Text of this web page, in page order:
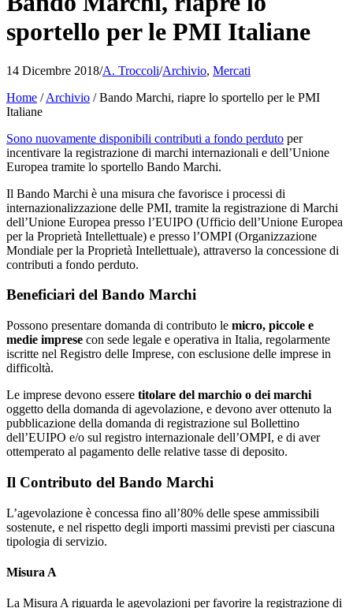
sportello per le PMI Italiane
14 Dicembre 2018/A. Troccoli/Archivio, Mercati
Home /Archivio /Bando Marchi, riapre lo sportello per le PMI
Italiane
Sono nuovamente disponibili contributi a fondo perduto per
incentivare la registrazione di marchi internazionali e dell’Unione
Europea tramite lo sportello Bando Marchi.
Il Bando Marchi è una misura che favorisce i processi di
internazionalizzazione delle PMI, tramite la registrazione di Marchi
dell’Unione Europea presso l’EUIPO (Ufficio dell’Unione Europea
per la Proprietà Intellettuale) e presso l’OMPI (Organizzazione
Mondiale per la Proprietà Intellettuale), attraverso la concessione di
contributi a fondo perduto.
Beneficiari del Bando Marchi
Possono presentare domanda di contributo le micro, piccole e
medie imprese con sede legale e operativa in Italia, regolarmente
iscritte nel Registro delle Imprese, con esclusione delle imprese in
difficoltà.
Le imprese devono essere titolare del marchio o dei marchi
oggetto della domanda di agevolazione, e devono aver ottenuto la
pubblicazione della domanda di registrazione sul Bollettino
dell’EUIPO e/o sul registro internazionale dell’OMPI, e di aver
ottemperato al pagamento delle relative tasse di deposito.
Il Contributo del Bando Marchi
L’agevolazione è concessa fino all’80% delle spese ammissibili
sostenute, e nel rispetto degli importi massimi previsti per ciascuna
tipologia di servizio.
Misura A
La Misura A riguarda le agevolazioni per favorire la registrazione di